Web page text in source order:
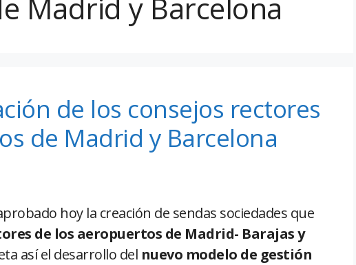
de los consejos rectores
de Madrid y Barcelona
hoy la creación de sendas sociedades que
de los aeropuertos de Madrid- Barajas y
así el desarrollo del nuevo modelo de gestión